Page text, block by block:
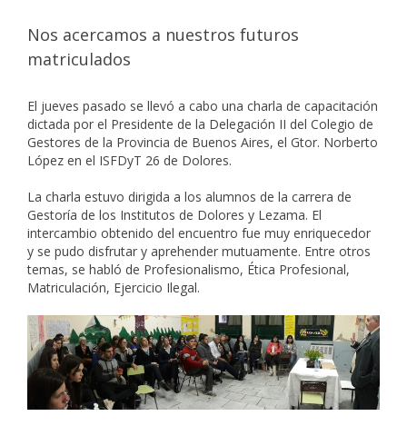
Nos acercamos a nuestros futuros
matriculados
El jueves pasado se llevó a cabo una charla de capacitación
dictada por el Presidente de la Delegación II del Colegio de
Gestores de la Provincia de Buenos Aires, el Gtor. Norberto
López en el ISFDyT 26 de Dolores.
La charla estuvo dirigida a los alumnos de la carrera de
Gestoría de los Institutos de Dolores y Lezama. El
intercambio obtenido del encuentro fue muy enriquecedor
y se pudo disfrutar y aprehender mutuamente. Entre otros
temas, se habló de Profesionalismo, Ética Profesional,
Matriculación, Ejercicio Ilegal.